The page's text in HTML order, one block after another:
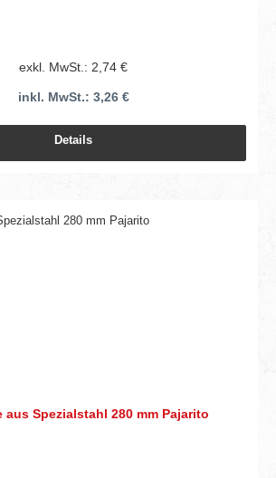
exkl. MwSt.: 2,74 €
inkl. MwSt.: 3,26 €
Details
aus Spezialstahl 280 mm Pajarito